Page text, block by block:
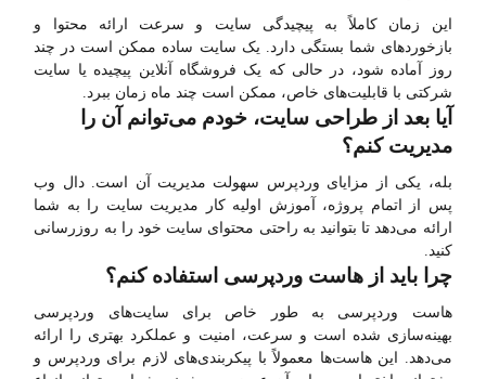
این زمان کاملاً به پیچیدگی سایت و سرعت ارائه محتوا و
بازخوردهای شما بستگی دارد. یک سایت ساده ممکن است در چند
روز آماده شود، در حالی که یک فروشگاه آنلاین پیچیده یا سایت
شرکتی با قابلیت‌های خاص، ممکن است چند ماه زمان ببرد.
آیا بعد از طراحی سایت، خودم می‌توانم آن را
مدیریت کنم؟
بله، یکی از مزایای وردپرس سهولت مدیریت آن است. دال وب
پس از اتمام پروژه، آموزش اولیه کار مدیریت سایت را به شما
ارائه می‌دهد تا بتوانید به راحتی محتوای سایت خود را به روزرسانی
کنید.
چرا باید از هاست وردپرسی استفاده کنم؟
هاست وردپرسی به طور خاص برای سایت‌های وردپرسی
بهینه‌سازی شده است و سرعت، امنیت و عملکرد بهتری را ارائه
می‌دهد. این هاست‌ها معمولاً با پیکربندی‌های لازم برای وردپرس و